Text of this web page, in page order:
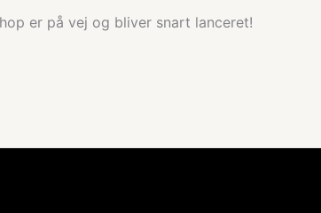
er på vej og bliver snart lanceret!